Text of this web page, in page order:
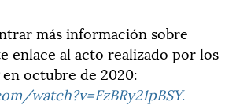
más información sobre
enlace al acto realizado por los
en octubre de 2020:
watch?v=FzBRy21pBSY.